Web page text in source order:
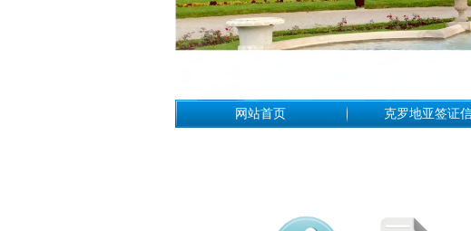
网站首页 克罗地亚签证